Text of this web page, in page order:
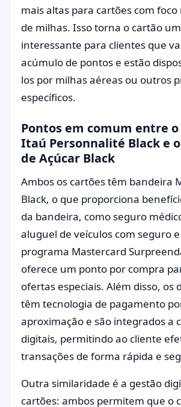
mais altas para cartões com
de milhas. Isso torna o cartão
interessante para clientes que
acúmulo de pontos e estão
los por milhas aéreas ou outros
específicos.
Pontos em comum entre
Itaú Personnalité Black e
de Açúcar Black
Ambos os cartões têm bandeira
Black, o que proporciona
da bandeira, como seguro
aluguel de veículos com seguro
programa Mastercard
oferece um ponto por compra
ofertas especiais. Além disso, os
têm tecnologia de pagamento
aproximação e são integrados a
digitais, permitindo ao cliente
transações de forma rápida e
Outra similaridade é a gestão
cartões: ambos permitem que o